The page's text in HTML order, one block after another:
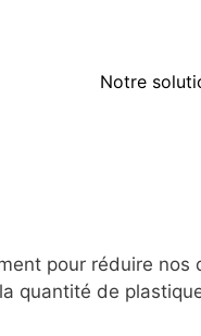
Notre
pour réduire
quantité de